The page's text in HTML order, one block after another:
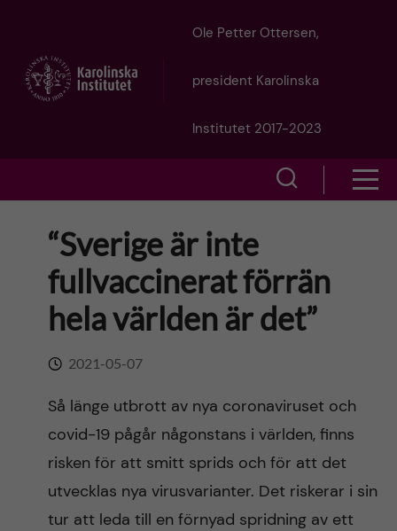
t
Ole Petter Ottersen,
president Karolinska
Institutet 2017-2023
w
s
r
c
h
f
n
“Sverige är inte
fullvaccinerat förrän
hela världen är det”
2021-05-07
Så länge utbrott av nya coronaviruset och
covid-19 pågår någonstans i världen, finns
risken för att smitt sprids och för att det
utvecklas nya virusvarianter. Det riskerar i sin
tur att leda till en förnyad spridning av ett